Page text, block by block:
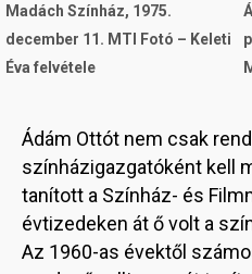
Madách Színház, 1975.
december 11. MTI Fotó – Keleti
Éva felvétele
Ádám Ottót nem csak
színházigazgatóként kell
tanított a Színház- és
évtizedeken át ő volt a
Az 1960-as évektől